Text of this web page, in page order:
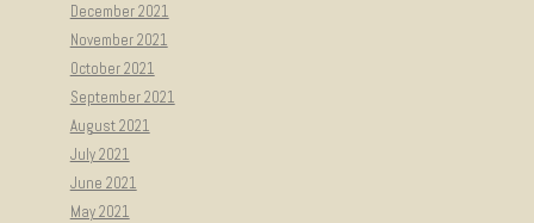
December 2021
November 2021
October 2021
September 2021
August 2021
July 2021
June 2021
May 2021